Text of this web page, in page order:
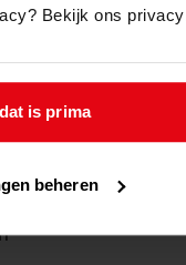
Bekijk ons
is prima
beheren